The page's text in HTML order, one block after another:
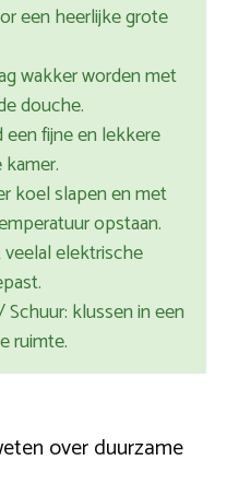
een heerlijke grote
wakker worden met
douche.
fijne en lekkere
koel slapen en met
opstaan.
elektrische
Schuur: klussen in een
ruimte.
over duurzame